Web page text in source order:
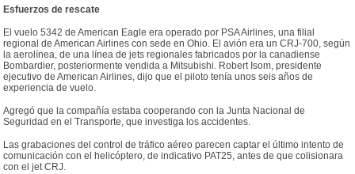
Esfuerzos de rescate
El vuelo 5342 de American Eagle era operado por PSA Airlines, una filial
regional de American Airlines con sede en Ohio. El avión era un CRJ-700, según
la aerolínea, de una línea de jets regionales fabricados por la canadiense
Bombardier, posteriormente vendida a Mitsubishi. Robert Isom, presidente
ejecutivo de American Airlines, dijo que el piloto tenía unos seis años de
experiencia de vuelo.
Agregó que la compañía estaba cooperando con la Junta Nacional de
Seguridad en el Transporte, que investiga los accidentes.
Las grabaciones del control de tráfico aéreo parecen captar el último intento de
comunicación con el helicóptero, de indicativo PAT25, antes de que colisionara
con el jet CRJ.